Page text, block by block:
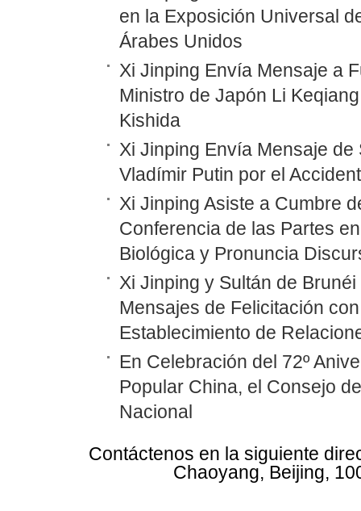
en la Exposición Universal
Árabes Unidos
Xi Jinping Envía Mensaje a
Ministro de Japón Li
Kishida
Xi Jinping Envía Mensaje
Vladímir Putin por el
Xi Jinping Asiste a Cumbre
Conferencia de las Partes
Biológica y Pronuncia
Xi Jinping y Sultán de
Mensajes de Felicitación
Establecimiento de
En Celebración del 72º
Popular China, el Consejo
Nacional
Contáctenos en la siguiente
Chaoyang, Beijing,